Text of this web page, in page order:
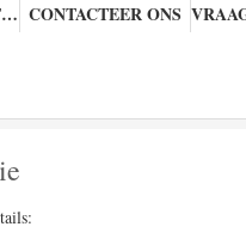
KWALITEITSCONTROLE CONTACTEER ONS